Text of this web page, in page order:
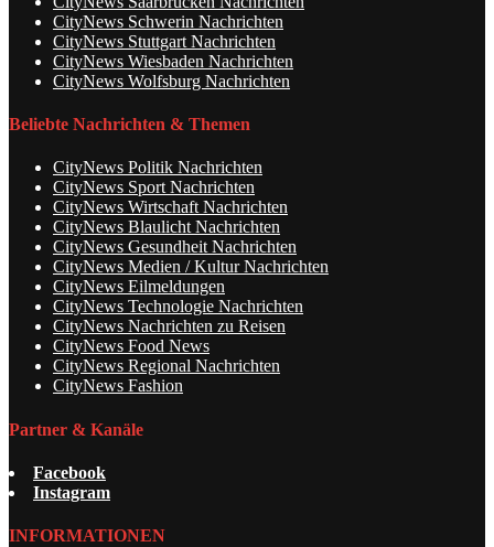
CityNews Schwerin Nachrichten
CityNews Stuttgart Nachrichten
CityNews Wiesbaden Nachrichten
CityNews Wolfsburg Nachrichten
Beliebte Nachrichten & Themen
CityNews Politik Nachrichten
CityNews Sport Nachrichten
CityNews Wirtschaft Nachrichten
CityNews Blaulicht Nachrichten
CityNews Gesundheit Nachrichten
CityNews Medien / Kultur Nachrichten
CityNews Eilmeldungen
CityNews Technologie Nachrichten
CityNews Nachrichten zu Reisen
CityNews Food News
CityNews Regional Nachrichten
CityNews Fashion
Partner & Kanäle
Facebook
Instagram
INFORMATIONEN